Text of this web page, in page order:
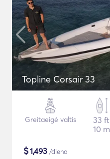
Topline Corsair 33
Greitaeigė valtis
33 ft
10 m
$1,493 /diena